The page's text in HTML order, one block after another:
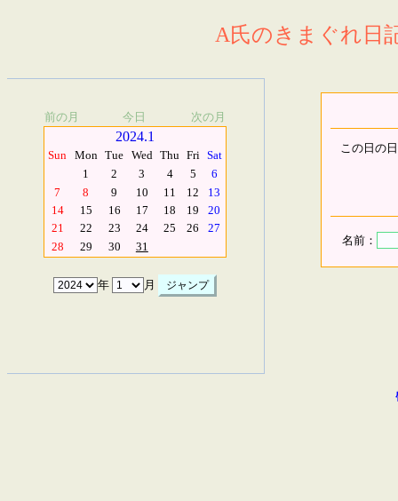
A氏のきまぐれ日
前の月 今日 次の月
2024.1
Sun Mon Tue Wed Thu Fri Sat
1
2 3 4 5
6
7
8 9 10 11 12
13
14
15 16 17 18 19
20
21
22 23 24 25 26
27
28
29 30 31
年 月
この日の
名前：